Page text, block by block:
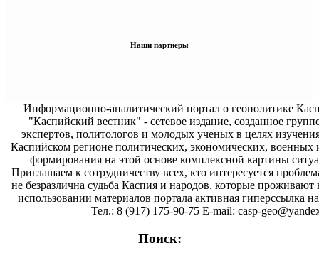
Наши партнеры
Информационно-аналитический портал о геополитике
"Каспийский вестник" - сетевое издание, созданное
экспертов, политологов и молодых ученых в целях
Каспийском регионе политических, экономических, военных
формирования на этой основе комплексной картины
Приглашаем к сотрудничеству всех, кто интересуется
не безразлична судьба Каспия и народов, которые проживают
использовании материалов портала активная гиперссылка на
Тел.: 8 (917) 175-90-75 E-mail: casp-
Поиск: